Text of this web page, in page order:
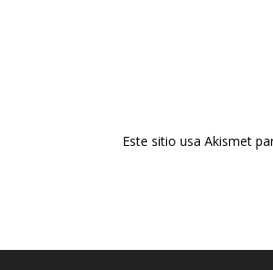
Este sitio usa Akismet